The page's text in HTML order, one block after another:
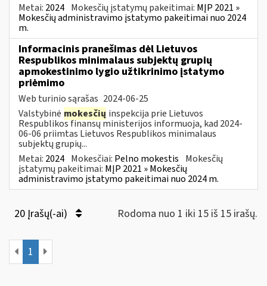
Metai: 2024 Mokesčių įstatymų pakeitimai: MĮP 2021 »
Mokesčių administravimo įstatymo pakeitimai nuo 2024
m.
Informacinis pranešimas dėl Lietuvos
Respublikos minimalaus subjektų grupių
apmokestinimo lygio užtikrinimo įstatymo
priėmimo
Web turinio sąrašas 2024-06-25
Valstybinė mokesčių inspekcija prie Lietuvos
Respublikos finansų ministerijos informuoja, kad 2024-
06-06 priimtas Lietuvos Respublikos minimalaus
subjektų grupių...
Metai: 2024 Mokesčiai: Pelno mokestis Mokesčių
įstatymų pakeitimai: MĮP 2021 » Mokesčių
administravimo įstatymo pakeitimai nuo 2024 m.
20 Įrašų(-ai) Rodoma nuo 1 iki 15 iš 15 irašų.
1